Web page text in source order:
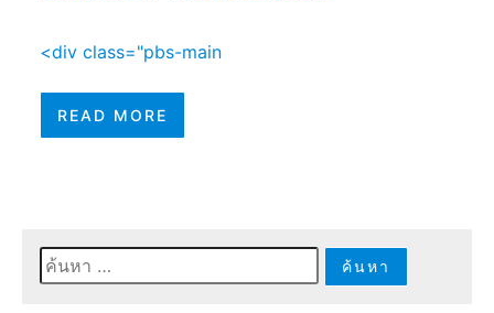
<div class="pbs-main
READ MORE
ค้นหา
สำหรับ: